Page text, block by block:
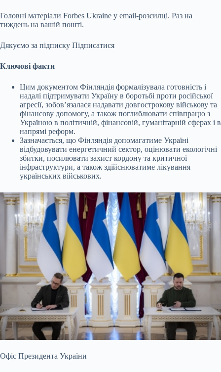
Головні матеріали Forbes Ukraine у email-розсилці. Раз на
тиждень на вашій пошті.
Дякуємо за підписку Підписатися
Ключові факти
Цим документом Фінляндія формалізувала готовність і
надалі підтримувати Україну в боротьбі проти російської
агресії, зобов’язалася надавати довгострокову військову та
фінансову допомогу, а також поглиблювати співпрацю з
Україною в політичній, фінансовій, гуманітарній сферах і в
напрямі реформ.
Зазначається, що Фінляндія допомагатиме Україні
відбудовувати енергетичний сектор, оцінювати екологічні
збитки, посилювати захист кордону та критичної
інфраструктури, а також здійснюватиме лікування
українських військових.
Офіс Президента України